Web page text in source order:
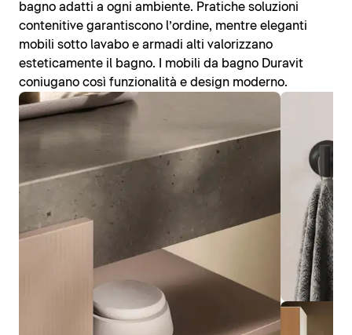
bagno adatti a ogni ambiente. Pratiche soluzioni
contenitive garantiscono l’ordine, mentre eleganti
mobili sotto lavabo e armadi alti valorizzano
esteticamente il bagno. I mobili da bagno Duravit
coniugano così funzionalità e design moderno.